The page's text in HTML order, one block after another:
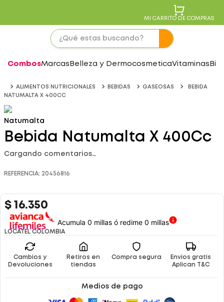
MI CARRITO DE COMPRAS
CombosMarcas Belleza y DermocosmeticaVitaminas
ALIMENTOS NUTRICIONALES BEBIDAS GASEOSAS
BEBIDA
NATUMALTA X 400CC
Natumalta
Bebida Natumalta X 400Cc
Cargando comentarios…
REFERENCIA: 20456816
$ 16.350
Acumula 0 millas ó redime 0 millas
LOCATEL COLOMBIA
Cambios y
Devoluciones
Retiros en
tiendas
Compra segura
Envíos gratis
Aplican T&C
Medios de pago